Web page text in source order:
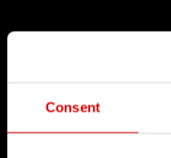
Consent